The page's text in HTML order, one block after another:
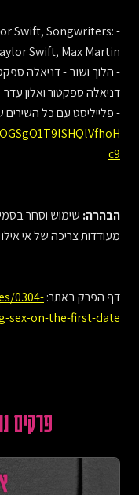
Swift, Songwriters:
Swift, Max Martin
- הלוך ושוב - דניאלה
דניאלה ספקטור ואלון עדר
- פלייליסט עם כל השירים
c9
הבהרה: שימוש וסחר
מעודדות צריכה של אי
דף הפרק באתר:0304-
sex-on-the-first-date/
פרקים